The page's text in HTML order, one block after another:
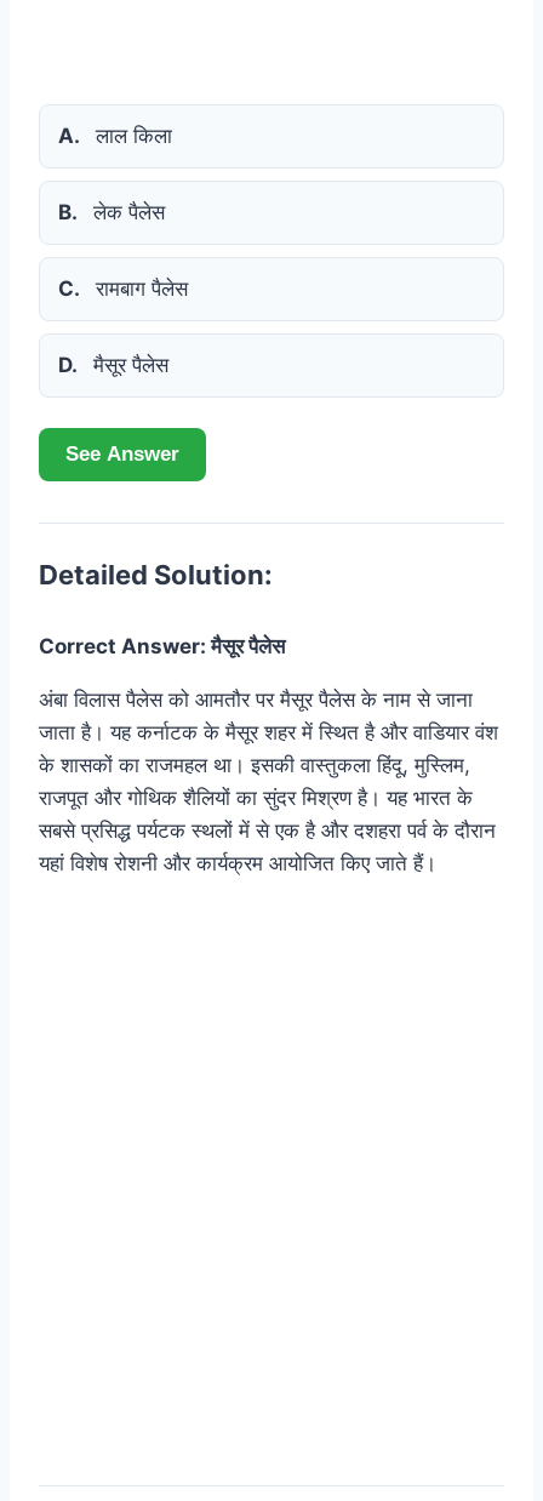
A. लाल किला
B. लेक पैलेस
C. रामबाग पैलेस
D. मैसूर पैलेस
See Answer
Detailed Solution:
Correct Answer: मैसूर पैलेस
अंबा विलास पैलेस को आमतौर पर मैसूर पैलेस के नाम से जाना
जाता है। यह कर्नाटक के मैसूर शहर में स्थित है और वाडियार वंश
के शासकों का राजमहल था। इसकी वास्तुकला हिंदू, मुस्लिम,
राजपूत और गोथिक शैलियों का सुंदर मिश्रण है। यह भारत के
सबसे प्रसिद्ध पर्यटक स्थलों में से एक है और दशहरा पर्व के दौरान
यहां विशेष रोशनी और कार्यक्रम आयोजित किए जाते हैं।